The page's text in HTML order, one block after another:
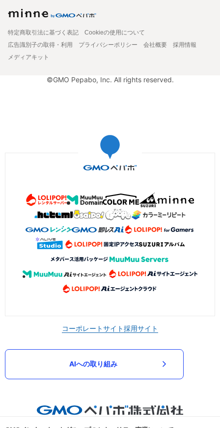
特定商取引法に基づく表記
Cookieの使用について
広告識別子の取得・利用
プライバシーポリシー 会社概要
採用情報
メディアキット
©GMO Pepabo, Inc. All rights reserved.
コーポレートサイト採用サイト
AIへの取り組み